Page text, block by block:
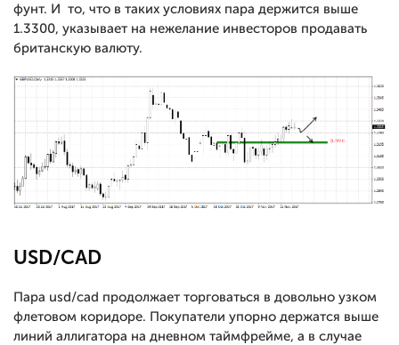
фунт. И то, что в таких условиях пара держится выше
1.3300, указывает на нежелание инвесторов продавать
британскую валюту.
USD/CAD
Пара usd/cad продолжает торговаться в довольно узком
флетовом коридоре. Покупатели упорно держатся выше
линий аллигатора на дневном таймфрейме, а в случае